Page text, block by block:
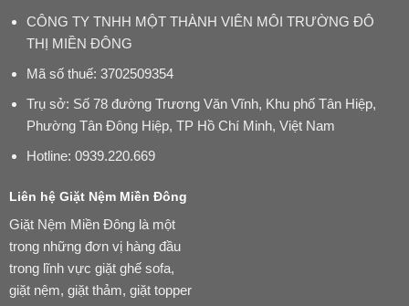
CÔNG TY TNHH MỘT THÀNH VIÊN MÔI TRƯỜNG ĐÔ
THỊ MIỀN ĐÔNG
Mã số thuế: 3702509354
Trụ sở: Số 78 đường Trương Văn Vĩnh, Khu phố Tân Hiệp,
Phường Tân Đông Hiệp, TP Hồ Chí Minh, Việt Nam
Hotline:0939.220.669
Liên hệ Giặt Nệm Miền Đông
Giặt Nệm Miền Đông là một
trong những đơn vị hàng đầu
trong lĩnh vực giặt ghế sofa,
giặt nệm, giặt thảm, giặt topper